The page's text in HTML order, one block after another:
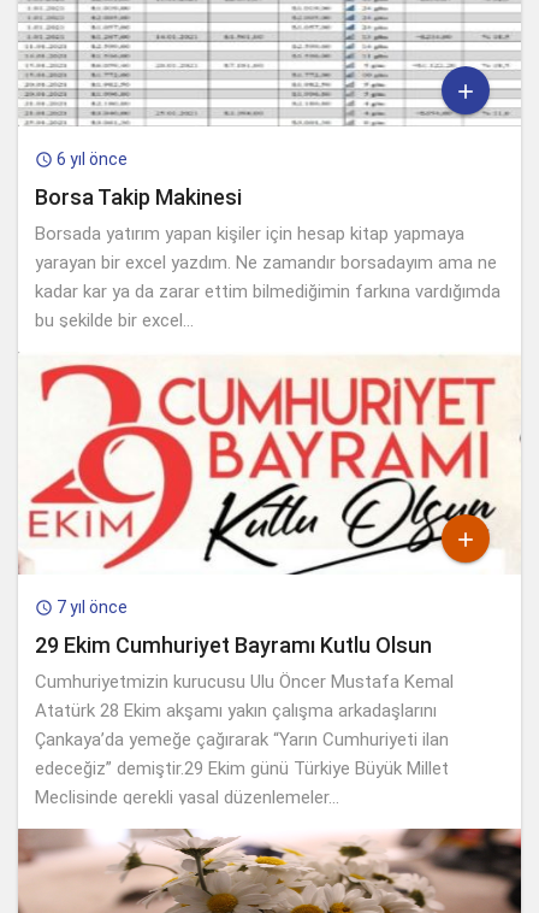

 6 yıl önce
Borsa Takip Makinesi
Borsada yatırım yapan kişiler için hesap kitap yapmaya
yarayan bir excel yazdım. Ne zamandır borsadayım ama ne
kadar kar ya da zarar ettim bilmediğimin farkına vardığımda
bu şekilde bir excel...

 7 yıl önce
29 Ekim Cumhuriyet Bayramı Kutlu Olsun
Cumhuriyetmizin kurucusu Ulu Öncer Mustafa Kemal
Atatürk 28 Ekim akşamı yakın çalışma arkadaşlarını
Çankaya’da yemeğe çağırarak “Yarın Cumhuriyeti ilan
edeceğiz” demiştir.29 Ekim günü Türkiye Büyük Millet
Meclisinde gerekli yasal düzenlemeler...